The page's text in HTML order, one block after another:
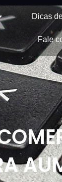
Dicas
Fale